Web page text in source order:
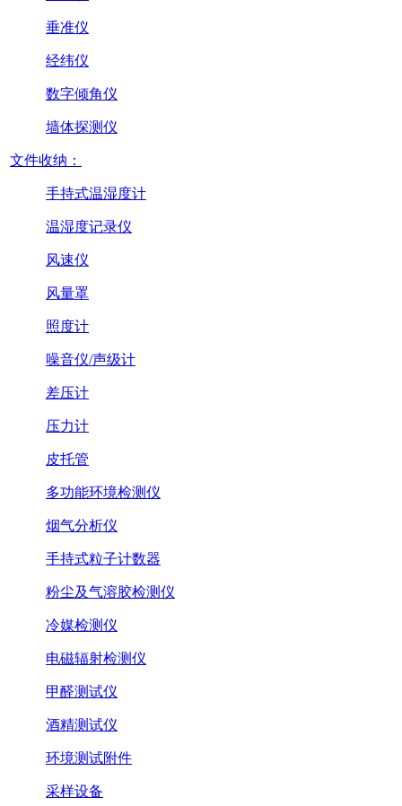
垂准仪
经纬仪
数字倾角仪
墙体探测仪
文件收纳：
手持式温湿度计
温湿度记录仪
风速仪
风量罩
照度计
噪音仪/声级计
差压计
压力计
皮托管
多功能环境检测仪
烟气分析仪
手持式粒子计数器
粉尘及气溶胶检测仪
冷媒检测仪
电磁辐射检测仪
甲醛测试仪
酒精测试仪
环境测试附件
采样设备